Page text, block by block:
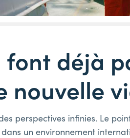
font déjà
nouvelle
perspectives infinies. Le
un environnement